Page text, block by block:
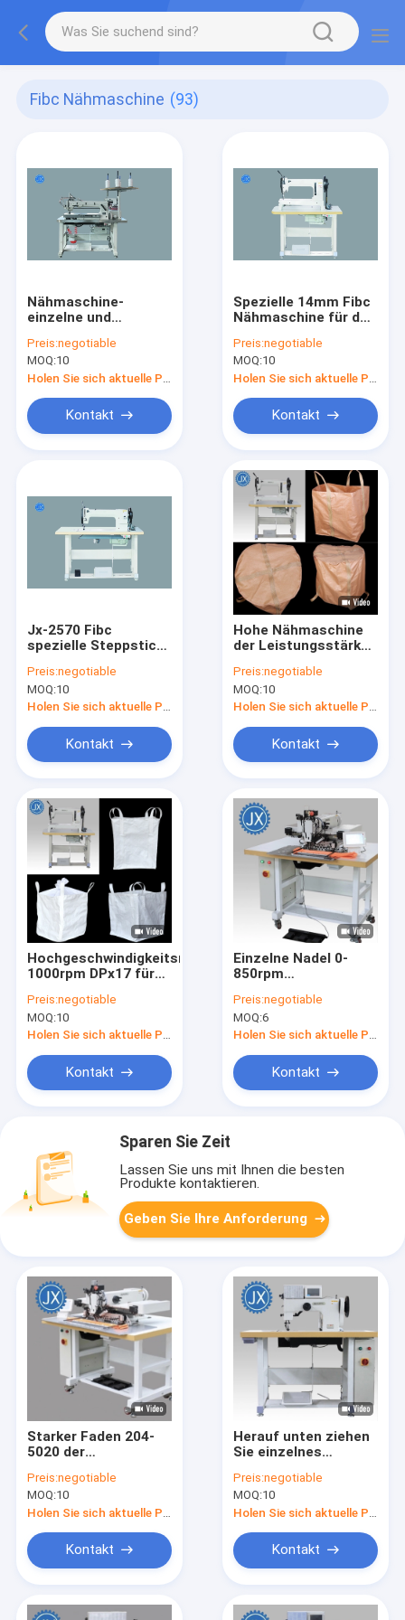
Fibc Nähmaschine (93)
Nähmaschine-
einzelne und
langer Arm Fibc
Preis:negotiable
MOQ:10
Kontakt
Spezielle 14mm Fibc
Nähmaschine für das
Preis:negotiable
MOQ:10
Kontakt
Jx-2570 Fibc
spezielle Steppstich-
Extrakosten schwer
Preis:negotiable
MOQ:10
Kontakt
Hohe Nähmaschine
der Leistungsstärke-
Messgerät 2.5mm
Max Stitch Length
6mm
Preis:negotiable
MOQ:10
Kontakt
Hochgeschwindigkeitsnähmaschine
1000rpm DPx17 für
Preis:negotiable
MOQ:10
Holen Sie sich aktuelle Preis
Kontakt
Einzelne Nadel 0-
850rpm
Nähmaschine
starkes materielles
204-3020 FIBC
Preis:negotiable
MOQ:6
Holen Sie sich aktuelle Preis
Kontakt
Sparen Sie Zeit
Lassen Sie uns mit Ihnen die besten
Produkte kontaktieren.
Geben Sie Ihre Anforderung
Starker Faden 204-
5020 der
Nadel-Nähmaschine-
harten
Beanspruchung des
Muster-FIBC eins
Preis:negotiable
MOQ:10
Kontakt
Herauf unten ziehen
Sie einzelnes
Nähmaschine-
Computer-Muster
204-105A der Nadel-
FIBC ein
Preis:negotiable
MOQ:10
Kontakt